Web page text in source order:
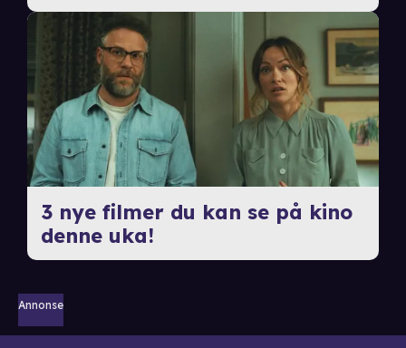
3 nye filmer du kan se på kino
denne uka!
Annonse